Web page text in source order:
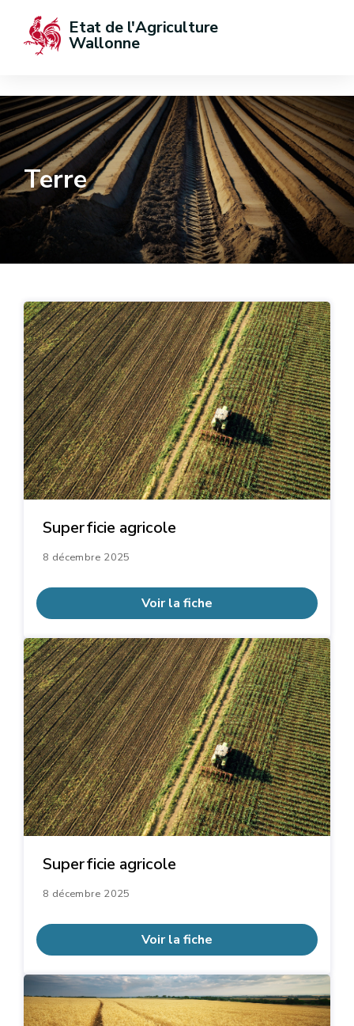
Etat de l'Agriculture
Wallonne
Terre
Superficie agricole
8 décembre 2025
Voir la fiche
Superficie agricole
8 décembre 2025
Voir la fiche